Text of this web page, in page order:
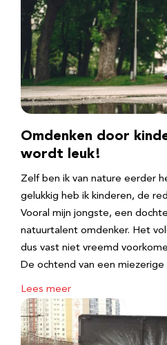
Omdenken door
wordt leuk!
Zelf ben ik van nature eerder
gelukkig heb ik kinderen, de
Vooral mijn jongste, een
natuurtalent omdenker. Het
dus vast niet vreemd
De ochtend van een
Lees meer